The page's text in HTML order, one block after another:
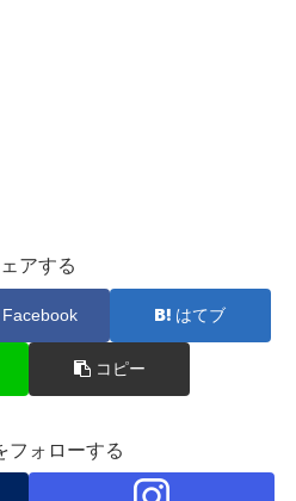
アする
Facebook はてブ
コピー
フォローする